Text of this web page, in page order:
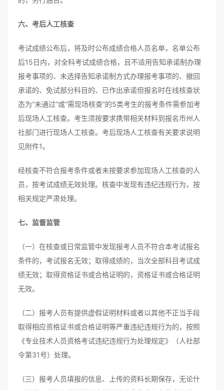
六、考后人工核查
考试成绩公布后，将及时公布成绩合格人员名单，名单公布
后15日内，对全科考试成绩合格，且不适用告知承诺制办理
报考事项的、未选择告知承诺制方式办理报考事项的、撤回
承诺的、免试部分科目的、已作出承诺但报名时在线核查状
态为“未通过”或“需现场核查”的5类考生的报考条件需参加考
后现场人工核查。考生须按要求携带相关材料到报名市州人
社部门进行现场人工核查。考后现场人工核查有关要求说明
见附件1。
经核查不符合报考条件或者未按要求参加现场人工核查的人
员，按考试成绩无效处理。核查中发现有违纪违规行为，按
相关规定严肃处理。
七、监督监管
（一）在核查或日常监管中发现报考人员不符合本考试报名
条件的，考试报名无效；取得成绩的，当次全部科目考试成
绩无效；取得资格证书或合格证明的，资格证书或合格证明
无效。
（二）报考人员有提供虚假证明材料或者以其他不正当手段
取得相应资格证书或合格证明等严重违纪违规行为的，按照
《专业技术人员资格考试违纪违规行为处理规定》（人社部
令第31号）处理。
（三）报考人员填报的信息、上传的资料长期保存，无论什